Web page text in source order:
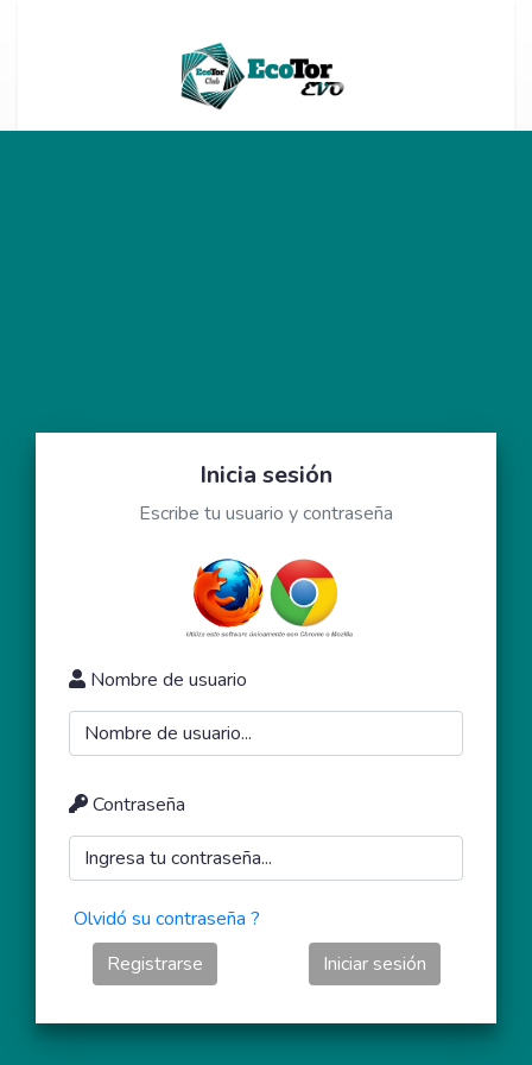
Inicia sesión
Escribe tu usuario y contraseña
Nombre de usuario
Contraseña
Olvidó su contraseña ?
Registrarse
Iniciar sesión